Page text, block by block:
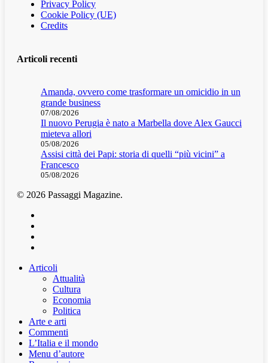
Privacy Policy
Cookie Policy (UE)
Credits
Articoli recenti
Amanda, ovvero come trasformare un omicidio in un
grande business
07/08/2026
Il nuovo Perugia è nato a Marbella dove Alex Gaucci
mieteva allori
05/08/2026
Assisi città dei Papi: storia di quelli “più vicini” a
Francesco
05/08/2026
© 2026 Passaggi Magazine.
Articoli
Attualità
Cultura
Economia
Politica
Arte e arti
Commenti
L’Italia e il mondo
Menu d’autore